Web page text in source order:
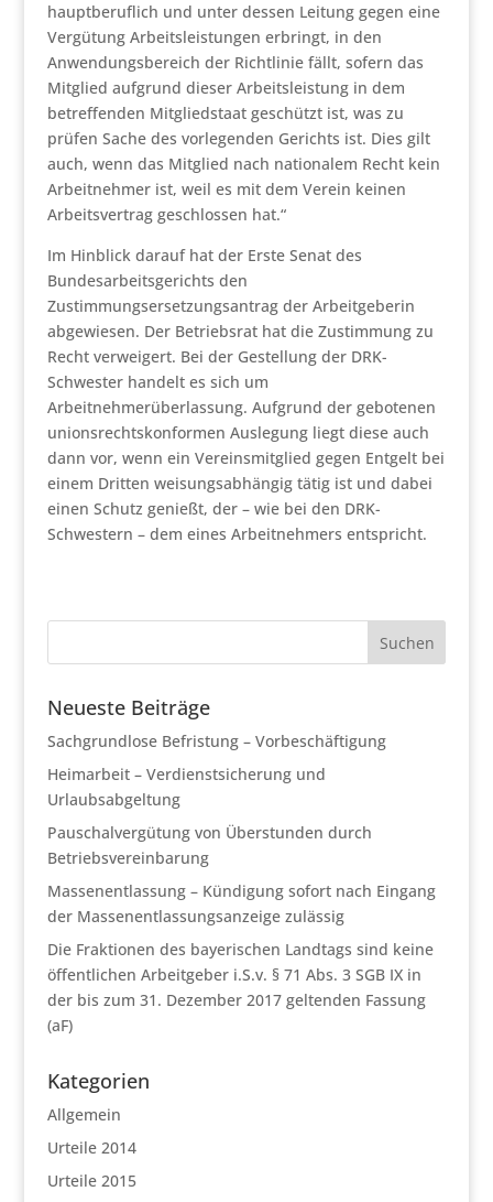
hauptberuflich und unter dessen Leitung gegen eine
Vergütung Arbeitsleistungen erbringt, in den
Anwendungsbereich der Richtlinie fällt, sofern das
Mitglied aufgrund dieser Arbeitsleistung in dem
betreffenden Mitgliedstaat geschützt ist, was zu
prüfen Sache des vorlegenden Gerichts ist. Dies gilt
auch, wenn das Mitglied nach nationalem Recht kein
Arbeitnehmer ist, weil es mit dem Verein keinen
Arbeitsvertrag geschlossen hat.“
Im Hinblick darauf hat der Erste Senat des
Bundesarbeitsgerichts den
Zustimmungsersetzungsantrag der Arbeitgeberin
abgewiesen. Der Betriebsrat hat die Zustimmung zu
Recht verweigert. Bei der Gestellung der DRK-
Schwester handelt es sich um
Arbeitnehmerüberlassung. Aufgrund der gebotenen
unionsrechtskonformen Auslegung liegt diese auch
dann vor, wenn ein Vereinsmitglied gegen Entgelt bei
einem Dritten weisungsabhängig tätig ist und dabei
einen Schutz genießt, der – wie bei den DRK-
Schwestern – dem eines Arbeitnehmers entspricht.
Neueste Beiträge
Sachgrundlose Befristung – Vorbeschäftigung
Heimarbeit – Verdienstsicherung und
Urlaubsabgeltung
Pauschalvergütung von Überstunden durch
Betriebsvereinbarung
Massenentlassung – Kündigung sofort nach Eingang
der Massenentlassungsanzeige zulässig
Die Fraktionen des bayerischen Landtags sind keine
öffentlichen Arbeitgeber i.S.v. § 71 Abs. 3 SGB IX in
der bis zum 31. Dezember 2017 geltenden Fassung
(aF)
Kategorien
Allgemein
Urteile 2014
Urteile 2015